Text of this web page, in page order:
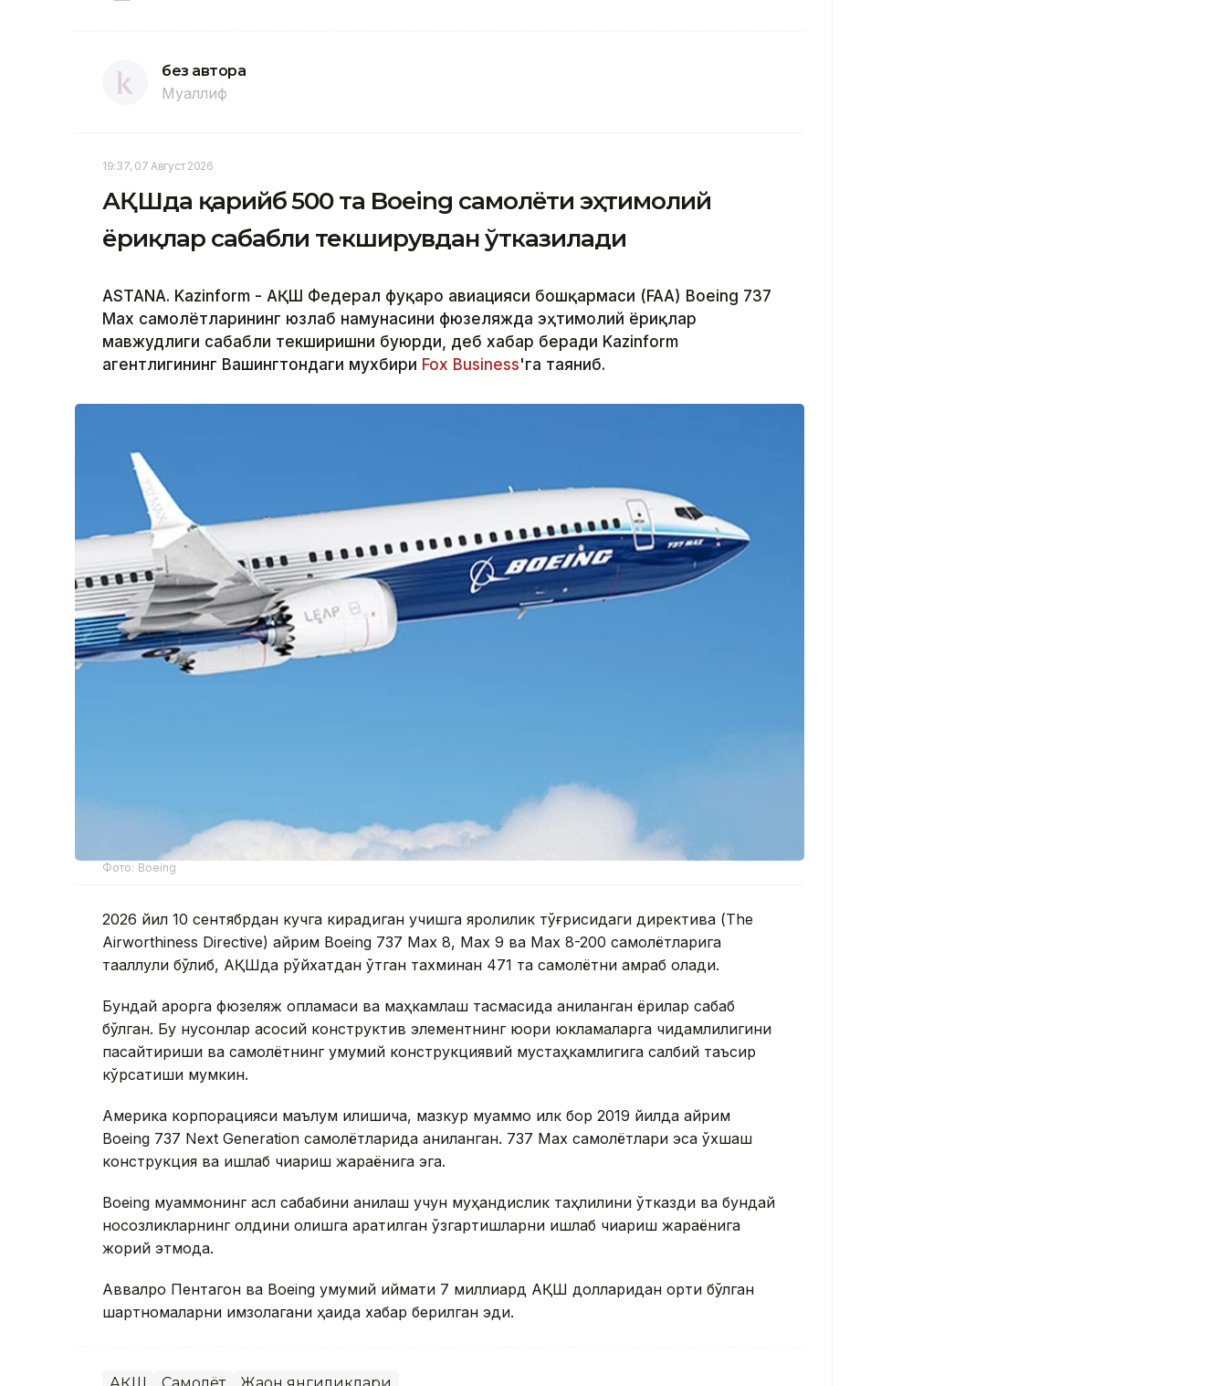
без автора
Муаллиф
19:37, 07 Август 2026
АҚШда қарийб 500 та Boeing самолёти эҳтимолий
ёриқлар сабабли текширувдан ўтказилади
ASTANA. Kazinform - АҚШ Федерал фуқаро авиацияси бошқармаси (FAA) Boeing 737
Max самолётларининг юзлаб намунасини фюзеляжда эҳтимолий ёриқлар
мавжудлиги сабабли текширишни буюрди, деб хабар беради Kazinform
агентлигининг Вашингтондаги мухбири Fox Business'га таяниб.
Фото: Boeing
2026 йил 10 сентябрдан кучга кирадиган учишга яроқлилик тўғрисидаги директива (The
Airworthiness Directive) айрим Boeing 737 Max 8, Max 9 ва Max 8-200 самолётларига
тааллуқли бўлиб, АҚШда рўйхатдан ўтган тахминан 471 та самолётни қамраб олади.
Бундай қарорга фюзеляж қопламаси ва маҳкамлаш тасмасида аниқланган ёриқлар сабаб
бўлган. Бу нуқсонлар асосий конструктив элементнинг юқори юкламаларга чидамлилигини
пасайтириши ва самолётнинг умумий конструкциявий мустаҳкамлигига салбий таъсир
кўрсатиши мумкин.
Америка корпорацияси маълум қилишича, мазкур муаммо илк бор 2019 йилда айрим
Boeing 737 Next Generation самолётларида аниқланган. 737 Max самолётлари эса ўхшаш
конструкция ва ишлаб чиқариш жараёнига эга.
Boeing муаммонинг асл сабабини аниқлаш учун муҳандислик таҳлилини ўтказди ва бундай
носозликларнинг олдини олишга қаратилган ўзгартишларни ишлаб чиқариш жараёнига
жорий этмоқда.
Аввалроқ Пентагон ва Boeing умумий қиймати 7 миллиард АҚШ долларидан ортиқ бўлган
шартномаларни имзолагани ҳақида хабар берилган эди.
АҚШ Самолёт Жаҳон янгиликлари